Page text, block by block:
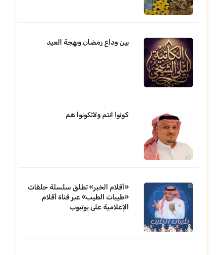
بين وداع رمضان وبهجة العيد
كونوا انتم ولاتكونوا هم
«أقلام الخبر» تطلق سلسلة حلقات
«طيبات الطيب» عبر قناة أقلام
الإعلامية على يوتيوب